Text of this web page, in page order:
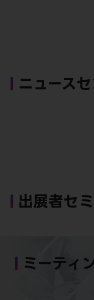
ニュース
出展者セ
ミーティ